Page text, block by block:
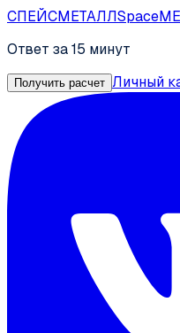
СПЕЙСМЕТАЛЛ
Ответ за 15 минут
Получить расчет Личный